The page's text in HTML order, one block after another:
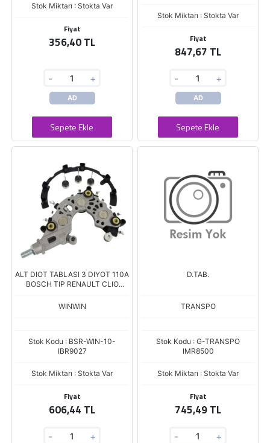
Stok Miktarı : Stokta Var
Fiyat
356,40 TL
- +
AD
Sepete Ekle
Stok Miktarı : Stokta Var
Fiyat
847,67 TL
- +
AD
Sepete Ekle
ALT DIOT TABLASI 3 DIYOT 110A
BOSCH TIP RENAULT CLIO
DUSTER LOGAN 1.0TCe 2020--
WINWIN
Stok Kodu : BSR-WIN-10-
IBR9027
Stok Miktarı : Stokta Var
Fiyat
606,44 TL
- +
D.TAB.
TRANSPO
Stok Kodu : G-TRANSPO
IMR8500
Stok Miktarı : Stokta Var
Fiyat
745,49 TL
- +